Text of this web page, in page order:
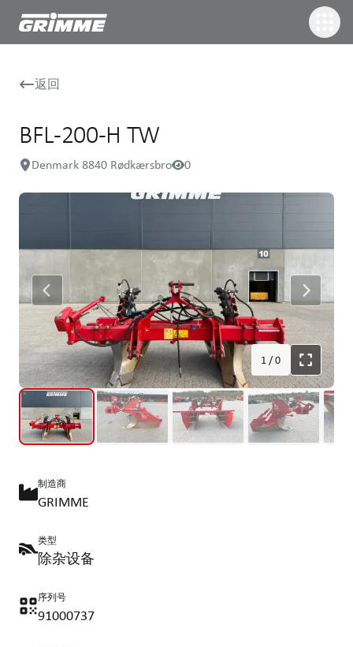
返回
BFL-200-H TW
Denmark 8840 Rødkærsbro 0
1/0
制造商
GRIMME
类型
除杂设备
序列号
91000737